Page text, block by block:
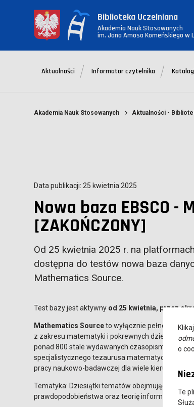
Biblioteka Uczelniana
Akademia Nauk Stosowanych
im. Jana Amosa Komeńskiego w
Aktualności Informator czytelnika
Akademia Nauk Stosowanych Aktualności -
Data publikacji: 25 kwietnia 2025
Nowa baza EBSCO -
[ZAKOŃCZONY]
Od 25 kwietnia 2025 r. na
dostępna do testów nowa baza
Mathematics Source.
Test bazy jest aktywny od 25 kwietnia, przez
Mathematics Sourceto wyłącznie
z zakresu matematyki i pokrewnych dziedzin.
ponad 800 stale wydawanych czasopism
specjalistycznego tezaurusa matematycznego,
pracy naukowo-badawczej dla wiele kierunków
Tematyka: Dziesiątki tematów obejmujących
prawdopodobieństwa oraz teorię informacji.
o
Te